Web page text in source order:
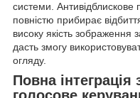
системи. Антивідблискове
повністю прибирає
високу якість зображення
дасть змогу
огляду.
Повна інтеграція